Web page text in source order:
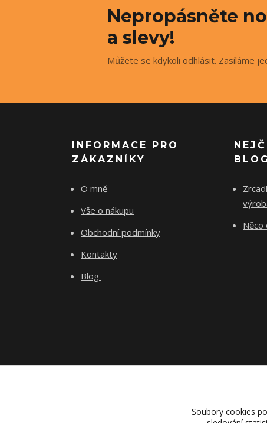
Nepropásněte
a slevy!
Můžete se kdykoli odhlásit. Zasíláme
INFORMACE PRO
ZÁKAZNÍKY
O mně
Vše o nákupu
Obchodní podmínky
Kontakty
Blog
Něco
Soubory cookies